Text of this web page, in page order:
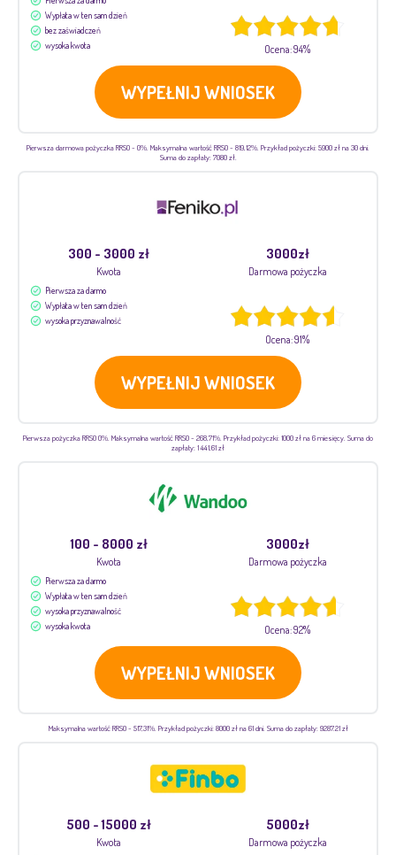
Wypłata w ten sam dzień
bez zaświadczeń
wysoka kwota
Ocena: 94%
WYPEŁNIJ WNIOSEK
Pierwsza darmowa pożyczka RRSO - 0%. Maksymalna wartość RRSO - 819,12%. Przykład pożyczki: 5900 zł na 30 dni.
Suma do zapłaty: 7080 zł.
300 - 3000 zł
Kwota
3000zł
Darmowa pożyczka
Pierwsza za darmo
Wypłata w ten sam dzień
wysoka przyznawalność
Ocena: 91%
WYPEŁNIJ WNIOSEK
Pierwsza pożyczka RRSO 0%. Maksymalna wartość RRSO - 268,71%. Przykład pożyczki: 1000 zł na 6 miesięcy. Suma do
zapłaty: 1 441,61 zł
100 - 8000 zł
Kwota
3000zł
Darmowa pożyczka
Pierwsza za darmo
Wypłata w ten sam dzień
wysoka przyznawalność
wysoka kwota
Ocena: 92%
WYPEŁNIJ WNIOSEK
Maksymalna wartość RRSO - 517,31%. Przykład pożyczki: 8000 zł na 61 dni. Suma do zapłaty: 9287.21 zł
500 - 15000 zł
Kwota
5000zł
Darmowa pożyczka